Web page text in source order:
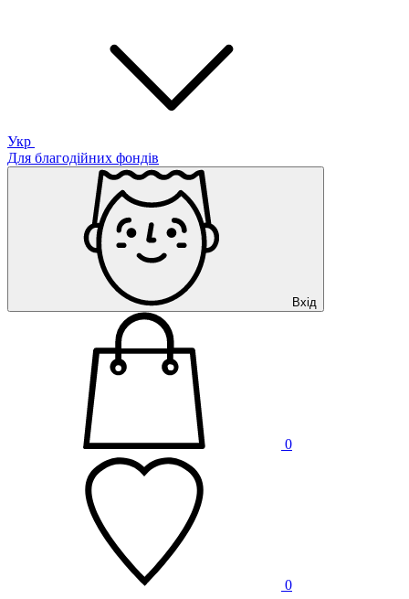
Укр
Для благодійних фондів
Вхід
0
0